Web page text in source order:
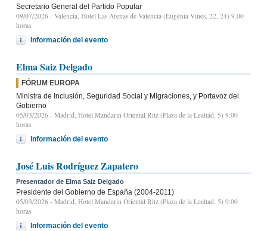
Secretario General del Partido Popular
09/07/2026 - Valencia, Hotel Las Arenas de Valencia (Eugènia Viñes, 22, 24) 9.00
horas
Información del evento
Elma Saiz Delgado
FÓRUM EUROPA
Ministra de Inclusión, Seguridad Social y Migraciones, y Portavoz del
Gobierno
05/03/2026 - Madrid, Hotel Mandarin Oriental Ritz (Plaza de la Lealtad, 5) 9:00
horas
Información del evento
José Luis Rodríguez Zapatero
Presentador de Elma Saiz Delgado
Presidente del Gobierno de España (2004-2011)
05/03/2026 - Madrid, Hotel Mandarin Oriental Ritz (Plaza de la Lealtad, 5) 9:00
horas
Información del evento